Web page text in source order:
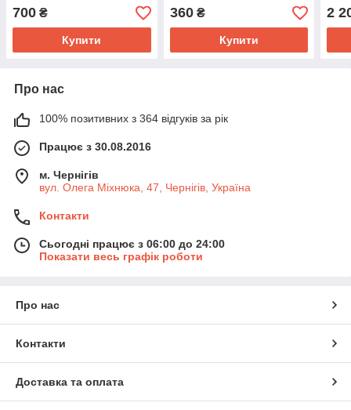
700 ₴
Купити
360₴
Купити
2
Про нас
100% позитивних з 364 відгуків за рік
Працює з 30.08.2016
м. Чернігів
вул. Олега Міхнюка, 47, Чернігів, Україна
Контакти
Сьогодні працює з 06:00 до 24:00
Показати весь графік роботи
Про нас
Контакти
Доставка та оплата